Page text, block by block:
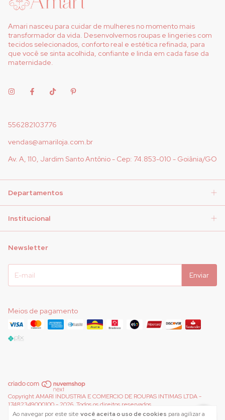
Ao navegar por este site você aceita o uso de cookies para agilizar a
Amari nasceu para cuidar de mulheres no momento mais
transformador da vida. Desenvolvemos roupas e lingeries com
tecidos selecionados, conforto real e estética refinada, para
que você se sinta acolhida, confiante e linda em cada fase da
maternidade.
556282103776
vendas@amariloja.com.br
Av. A, 110, Jardim Santo Antônio - Cep: 74.853-010 - Goiânia/GO
Departamentos
Institucional
Newsletter
Meios de pagamento
Copyright AMARI INDUSTRIA E COMERCIO DE ROUPAS INTIMAS LTDA -
17482349000100 - 2026. Todos os direitos reservados.